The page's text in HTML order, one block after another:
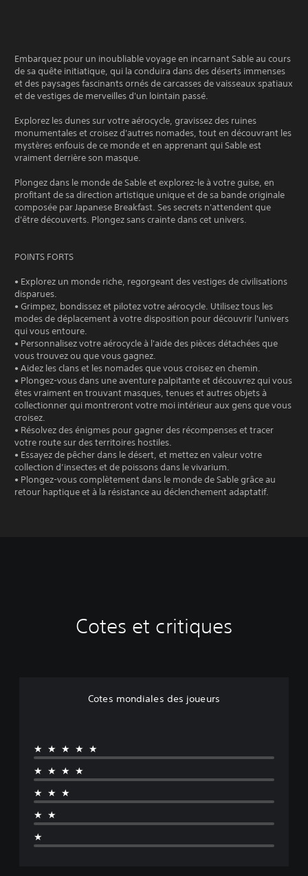
Embarquez pour un inoubliable voyage en incarnant Sable au cours
de sa quête initiatique, qui la conduira dans des déserts immenses
et des paysages fascinants ornés de carcasses de vaisseaux spatiaux
et de vestiges de merveilles d'un lointain passé.
Explorez les dunes sur votre aérocycle, gravissez des ruines
monumentales et croisez d'autres nomades, tout en découvrant les
mystères enfouis de ce monde et en apprenant qui Sable est
vraiment derrière son masque.
Plongez dans le monde de Sable et explorez-le à votre guise, en
profitant de sa direction artistique unique et de sa bande originale
composée par Japanese Breakfast. Ses secrets n'attendent que
d'être découverts. Plongez sans crainte dans cet univers.
POINTS FORTS
• Explorez un monde riche, regorgeant des vestiges de civilisations
disparues.
• Grimpez, bondissez et pilotez votre aérocycle. Utilisez tous les
modes de déplacement à votre disposition pour découvrir l'univers
qui vous entoure.
• Personnalisez votre aérocycle à l'aide des pièces détachées que
vous trouvez ou que vous gagnez.
• Aidez les clans et les nomades que vous croisez en chemin.
• Plongez-vous dans une aventure palpitante et découvrez qui vous
êtes vraiment en trouvant masques, tenues et autres objets à
collectionner qui montreront votre moi intérieur aux gens que vous
croisez.
• Résolvez des énigmes pour gagner des récompenses et tracer
votre route sur des territoires hostiles.
• Essayez de pêcher dans le désert, et mettez en valeur votre
collection d’insectes et de poissons dans le vivarium.
• Plongez-vous complètement dans le monde de Sable grâce au
retour haptique et à la résistance au déclenchement adaptatif.
Cotes et critiques
Cotes mondiales des joueurs
★★★★★
★★★★
★★★
★★
★